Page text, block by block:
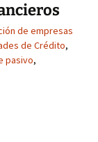
de empresas
de Crédito,
pasivo,